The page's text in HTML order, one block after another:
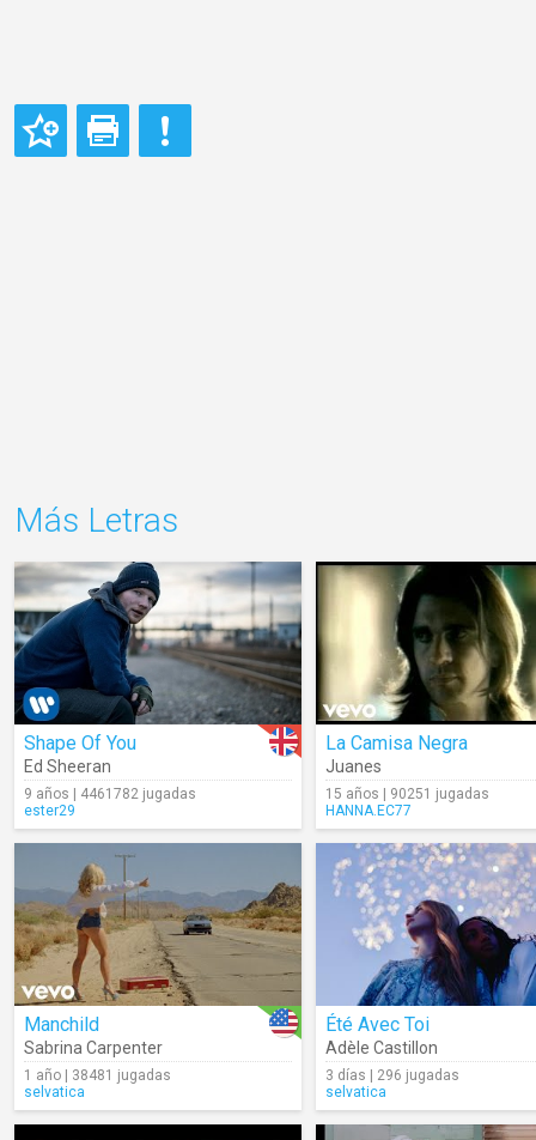
Más Letras
Shape Of You
Ed Sheeran
9 años | 4461782 jugadas
ester29
La Camisa Negra
Juanes
15 años | 90251 jugadas
HANNA.EC77
Manchild
Sabrina Carpenter
1 año | 38481 jugadas
selvatica
Été Avec Toi
Adèle Castillon
3 días | 296 jugadas
selvatica